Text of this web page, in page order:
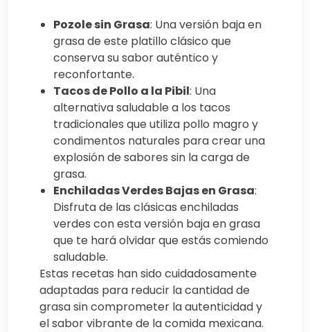
Pozole sin Grasa: Una versión baja en
grasa de este platillo clásico que
conserva su sabor auténtico y
reconfortante.
Tacos de Pollo a la Pibil: Una
alternativa saludable a los tacos
tradicionales que utiliza pollo magro y
condimentos naturales para crear una
explosión de sabores sin la carga de
grasa.
Enchiladas Verdes Bajas en Grasa:
Disfruta de las clásicas enchiladas
verdes con esta versión baja en grasa
que te hará olvidar que estás comiendo
saludable.
Estas recetas han sido cuidadosamente
adaptadas para reducir la cantidad de
grasa sin comprometer la autenticidad y
el sabor vibrante de la comida mexicana.